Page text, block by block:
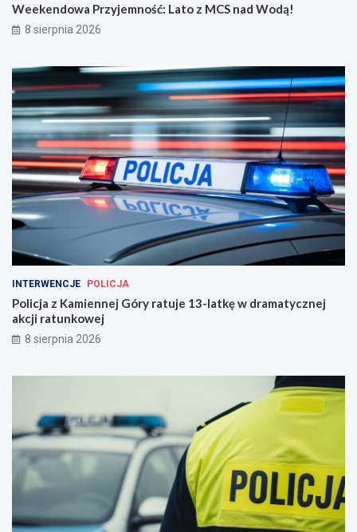
Weekendowa Przyjemność: Lato z MCS nad Wodą!
8 sierpnia 2026
INTERWENCJE POLICJA
Policja z Kamiennej Góry ratuje 13-latkę w dramatycznej
akcji ratunkowej
8 sierpnia 2026